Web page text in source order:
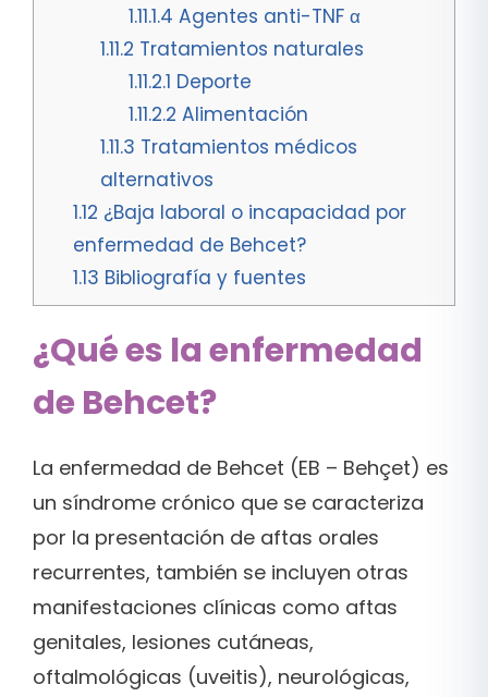
1.11.1.4 Agentes anti-TNF α
1.11.2 Tratamientos naturales
1.11.2.1 Deporte
1.11.2.2 Alimentación
1.11.3 Tratamientos médicos
alternativos
1.12 ¿Baja laboral o incapacidad por
enfermedad de Behcet?
1.13 Bibliografía y fuentes
¿Qué es la enfermedad
de Behcet?
La enfermedad de Behcet (EB – Behçet) es
un síndrome crónico que se caracteriza
por la presentación de aftas orales
recurrentes, también se incluyen otras
manifestaciones clínicas como aftas
genitales, lesiones cutáneas,
oftalmológicas (uveitis), neurológicas,